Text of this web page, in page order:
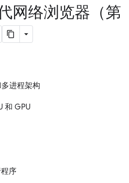
网络浏览器（第
进程架构
和 GPU
序